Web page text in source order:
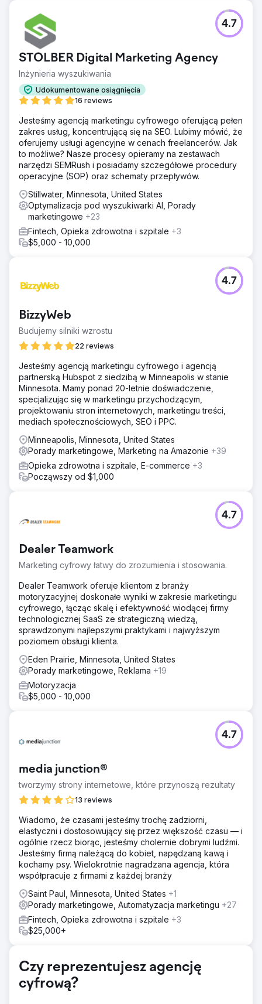
STOLBER Digital Marketing Agency
Inżynieria wyszukiwania
Udokumentowane osiągnięcia
16 reviews
4.7
Jesteśmy agencją marketingu cyfrowego oferującą pełen
zakres usług, koncentrującą się na SEO. Lubimy mówić, że
oferujemy usługi agencyjne w cenach freelancerów. Jak
to możliwe? Nasze procesy opieramy na zestawach
narzędzi SEMRush i posiadamy szczegółowe procedury
operacyjne (SOP) oraz schematy przepływów.
Stillwater, Minnesota, United States
Optymalizacja pod wyszukiwarki AI, Porady
marketingowe +23
Fintech, Opieka zdrowotna i szpitale +3
$5,000 - 10,000
BizzyWeb
Budujemy silniki wzrostu
22 reviews
4.7
Jesteśmy agencją marketingu cyfrowego i agencją
partnerską Hubspot z siedzibą w Minneapolis w stanie
Minnesota. Mamy ponad 20-letnie doświadczenie,
specjalizując się w marketingu przychodzącym,
projektowaniu stron internetowych, marketingu treści,
mediach społecznościowych, SEO i PPC.
Minneapolis, Minnesota, United States
Porady marketingowe, Marketing na Amazonie +39
Opieka zdrowotna i szpitale, E-commerce +3
Począwszy od $1,000
Dealer Teamwork
Marketing cyfrowy łatwy do zrozumienia i stosowania.
4.7
Dealer Teamwork oferuje klientom z branży
motoryzacyjnej doskonałe wyniki w zakresie marketingu
cyfrowego, łącząc skalę i efektywność wiodącej firmy
technologicznej SaaS ze strategiczną wiedzą,
sprawdzonymi najlepszymi praktykami i najwyższym
poziomem obsługi klienta.
Eden Prairie, Minnesota, United States
Porady marketingowe, Reklama +19
Motoryzacja
$5,000 - 10,000
media junction®
tworzymy strony internetowe, które przynoszą rezultaty
13 reviews
4.7
Wiadomo, że czasami jesteśmy trochę zadziorni,
elastyczni i dostosowujący się przez większość czasu — i
ogólnie rzecz biorąc, jesteśmy cholernie dobrymi ludźmi.
Jesteśmy firmą należącą do kobiet, napędzaną kawą i
kochamy psy. Wielokrotnie nagradzana agencja, która
współpracuje z firmami z każdej branży
Saint Paul, Minnesota, United States +1
Porady marketingowe, Automatyzacja marketingu +27
Fintech, Opieka zdrowotna i szpitale +3
$25,000+
Czy reprezentujesz agencję
cyfrową?